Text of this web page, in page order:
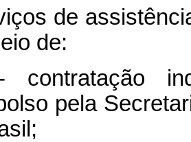
de
de:
pela